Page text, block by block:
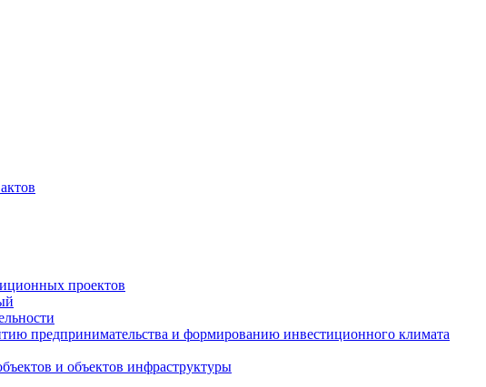
проектов
предпринимательства и формированию инвестиционного климата
и объектов инфраструктуры